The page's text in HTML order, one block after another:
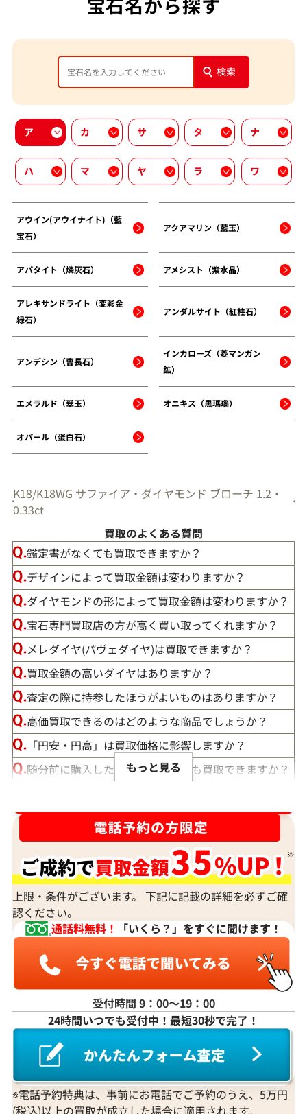
検索
ア カ サ タ ナ
ハ マ ヤ ラ ワ
アウイン(アウイナイト)（藍
宝石）
アクアマリン（藍玉）
アパタイト（燐灰石） アメシスト（紫水晶）
アレキサンドライト（変彩金
緑石）
アンダルサイト（紅柱石）
アンデシン（曹長石）
インカローズ（菱マンガン
鉱）
エメラルド（翠玉） オニキス（黒瑪瑙）
オパール（蛋白石）
K18/K18WG サファイア・ダイヤモンド ブローチ 1.2・
0.33ct
買取のよくある質問
鑑定書がなくても買取できますか？
デザインによって買取金額は変わりますか？
ダイヤモンドの形によって買取金額は変わりますか？
宝石専門買取店の方が高く買い取ってくれますか？
メレダイヤ(パヴェダイヤ)は買取できますか？
買取金額の高いダイヤはありますか？
査定の際に持参したほうがよいものはありますか？
高価買取できるのはどのような商品でしょうか？
「円安・円高」は買取価格に影響しますか？
随分前に購入したダイヤモンドでも買取できますか？
宝石の大きさは買取価格に影響する？
ダイヤモンドの買取価格には、どんなことが影響しま
すか？
身分証明書がなぜ必要？
もっと見る
上限・条件がございます。 下記に記載の詳細を必ずご確
認ください。
通話料無料！
「いくら？」をすぐに聞けます！
受付時間 9：00〜19：00
24時間いつでも受付中！最短30秒で完了！
※電話予約特典は、事前にお電話でご予約のうえ、5万円
(税込)以上の買取が成立した場合に適用されます。